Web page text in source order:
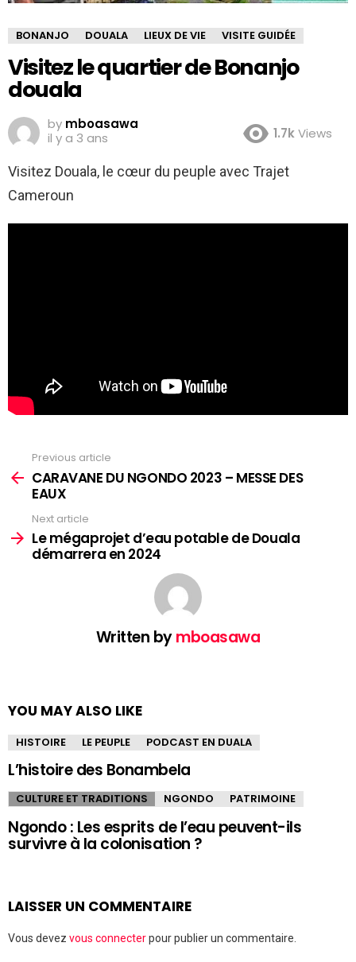
BONANJO DOUALA LIEUX DE VIE VISITE GUIDÉE
Visitez le quartier de Bonanjo
douala
by mboasawa
il y a 3 ans
1.7kViews
Visitez Douala, le cœur du peuple avec Trajet
Cameroun
more
Previous article
CARAVANE DU NGONDO 2023 – MESSE DES
EAUX
Next article
Le mégaprojet d’eau potable de Douala
démarrera en 2024
Written bymboasawa
YOU MAY ALSO LIKE
HISTOIRE LE PEUPLE PODCAST EN DUALA
L’histoire des Bonambela
CULTURE ET TRADITIONS NGONDO PATRIMOINE
Ngondo : Les esprits de l’eau peuvent-ils
survivre à la colonisation ?
LAISSER UN COMMENTAIRE
Vous devez vous connecterpour publier un commentaire.